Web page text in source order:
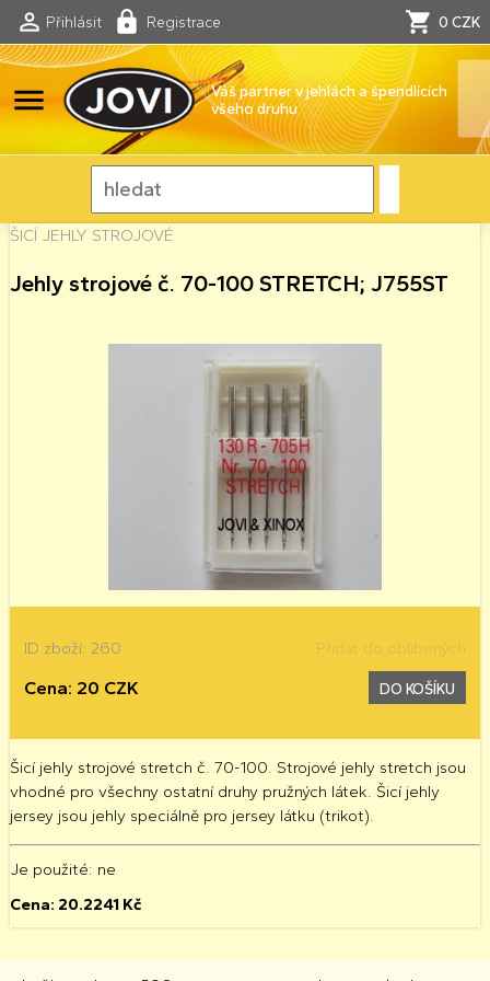
Přihlásit Registrace 0 CZK
menu
Váš partner v jehlách a špendlících
všeho druhu
ŠICÍ JEHLY STROJOVÉ
Jehly strojové č. 70-100 STRETCH; J755ST
ID zboží: 260 Přidat do oblíbených
Cena: 20 CZK DO KOŠÍKU
Šicí jehly strojové stretch č. 70-100. Strojové jehly stretch jsou
vhodné pro všechny ostatní druhy pružných látek. Šicí jehly
jersey jsou jehly speciálně pro jersey látku (trikot).
Je použité: ne
Cena: 20.2241Kč